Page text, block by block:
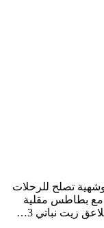
تصلح للرحلات
مع بطاطس مقلية